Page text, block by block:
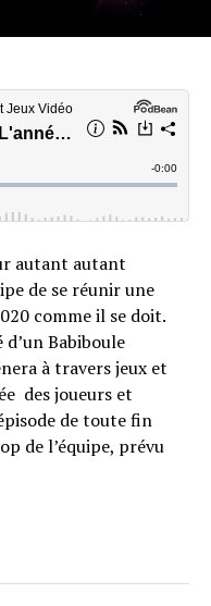
autant autant
de se réunir une
comme il se doit.
Babiboule
à travers jeux et
des joueurs et
de toute fin
de l’équipe, prévu